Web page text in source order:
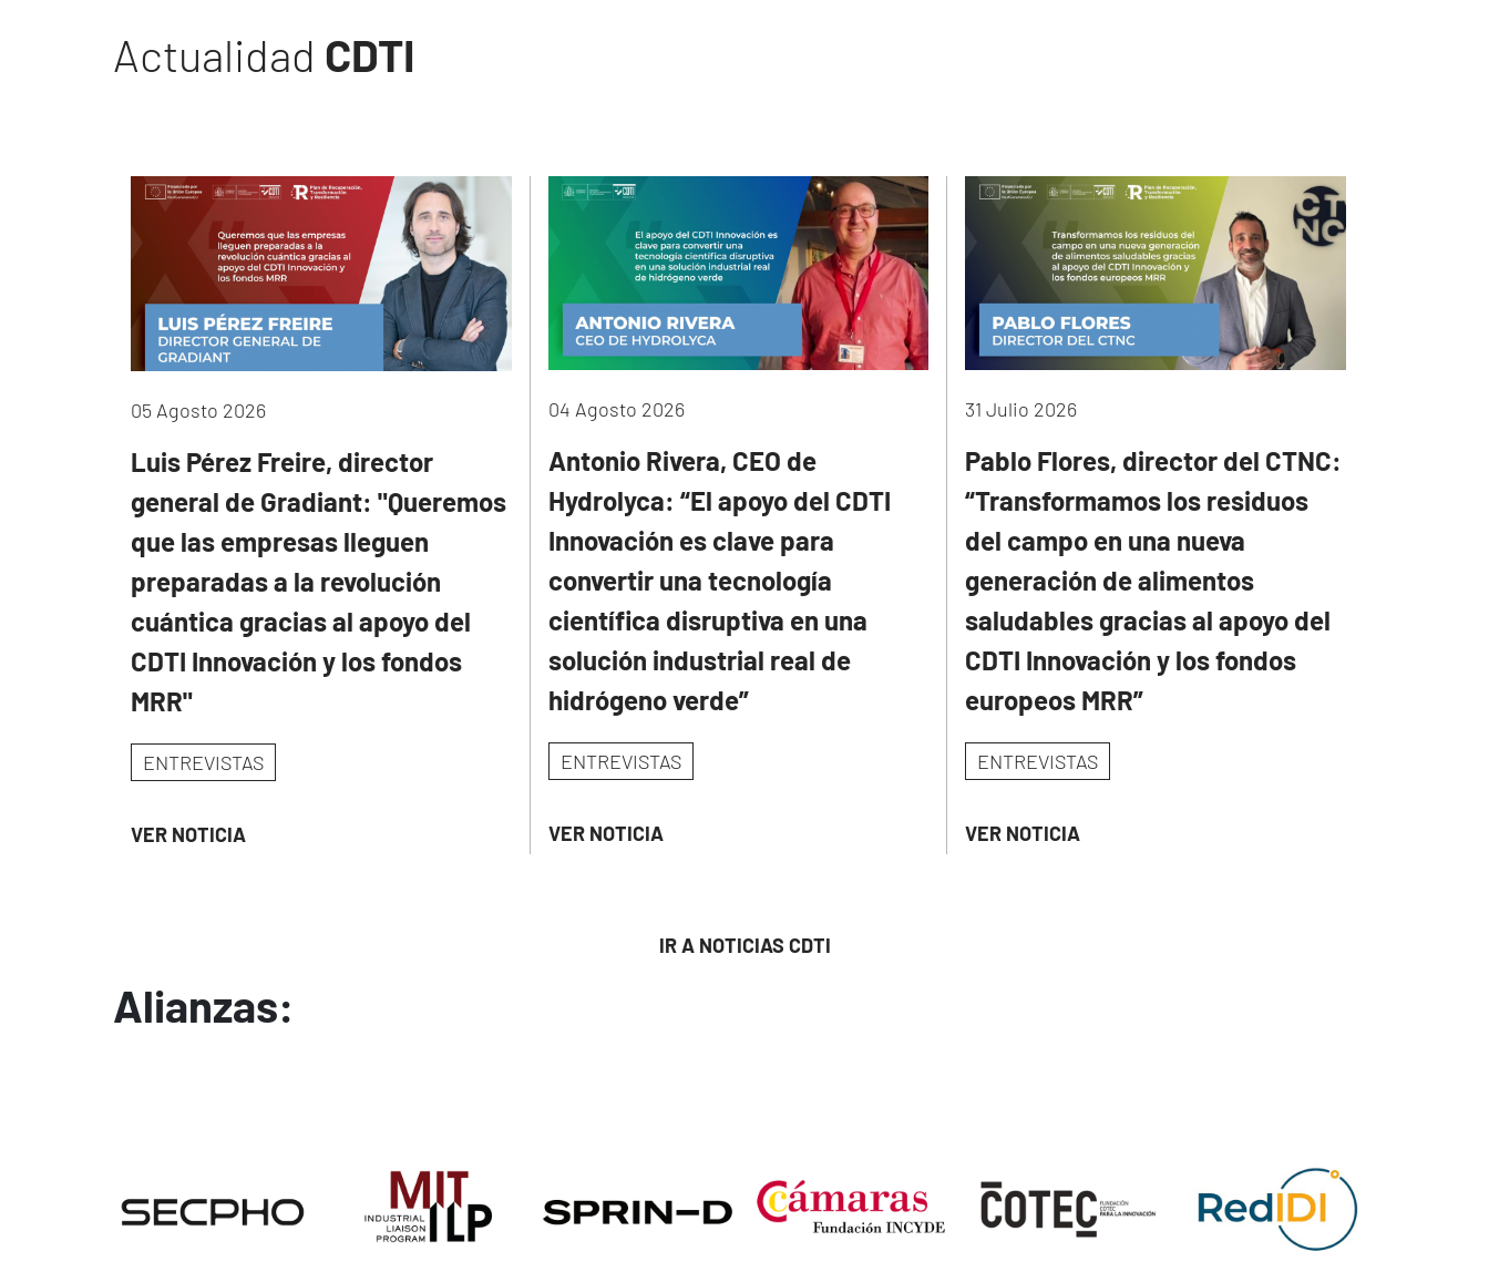
Actualidad CDTI
05 Agosto 2026
Luis Pérez Freire, director
general de Gradiant: "Queremos
que las empresas lleguen
preparadas a la revolución
cuántica gracias al apoyo del
CDTI Innovación y los fondos
MRR"
ENTREVISTAS
VER NOTICIA
04 Agosto 2026
Antonio Rivera, CEO de
Hydrolyca: “El apoyo del CDTI
Innovación es clave para
convertir una tecnología
científica disruptiva en una
solución industrial real de
hidrógeno verde”
ENTREVISTAS
VER NOTICIA
31 Julio 2026
Pablo Flores, director del CTNC:
“Transformamos los residuos
del campo en una nueva
generación de alimentos
saludables gracias al apoyo del
CDTI Innovación y los fondos
europeos MRR”
ENTREVISTAS
VER NOTICIA
IR A NOTICIAS CDTI
Alianzas: